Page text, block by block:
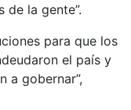
la gente”.
para que los
el país y
a gobernar”,